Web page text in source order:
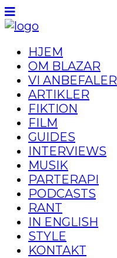
HJEM
OM BLAZAR
VI ANBEFALER
ARTIKLER
FIKTION
FILM
GUIDES
INTERVIEWS
MUSIK
PARTERAPI
PODCASTS
RANT
IN ENGLISH
STYLE
KONTAKT